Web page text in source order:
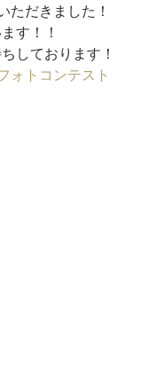
ただきました！
す！！
しております！
ォトコンテスト